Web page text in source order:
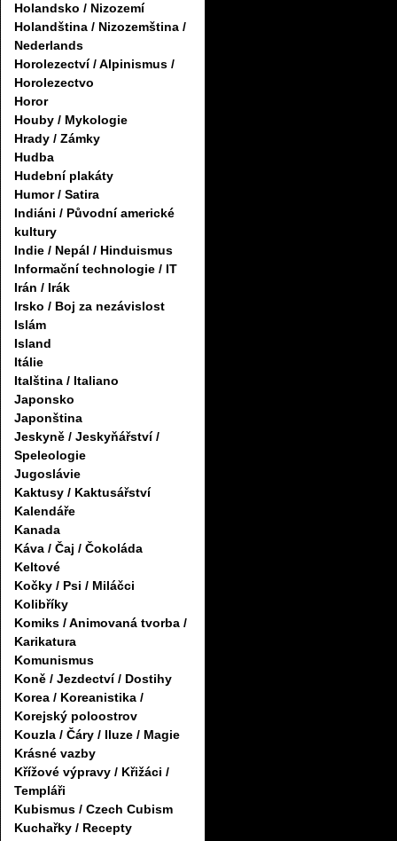
Holandsko / Nizozemí
Holandština / Nizozemština /
Nederlands
Horolezectví / Alpinismus /
Horolezectvo
Horor
Houby / Mykologie
Hrady / Zámky
Hudba
Hudební plakáty
Humor / Satira
Indiáni / Původní americké
kultury
Indie / Nepál / Hinduismus
Informační technologie / IT
Irán / Irák
Irsko / Boj za nezávislost
Islám
Island
Itálie
Italština / Italiano
Japonsko
Japonština
Jeskyně / Jeskyňářství /
Speleologie
Jugoslávie
Kaktusy / Kaktusářství
Kalendáře
Kanada
Káva / Čaj / Čokoláda
Keltové
Kočky / Psi / Miláčci
Kolibříky
Komiks / Animovaná tvorba /
Karikatura
Komunismus
Koně / Jezdectví / Dostihy
Korea / Koreanistika /
Korejský poloostrov
Kouzla / Čáry / Iluze / Magie
Krásné vazby
Křížové výpravy / Křižáci /
Templáři
Kubismus / Czech Cubism
Kuchařky / Recepty